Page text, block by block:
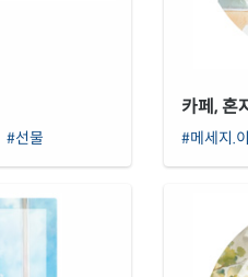
#선물
카페, 혼
#메세지.